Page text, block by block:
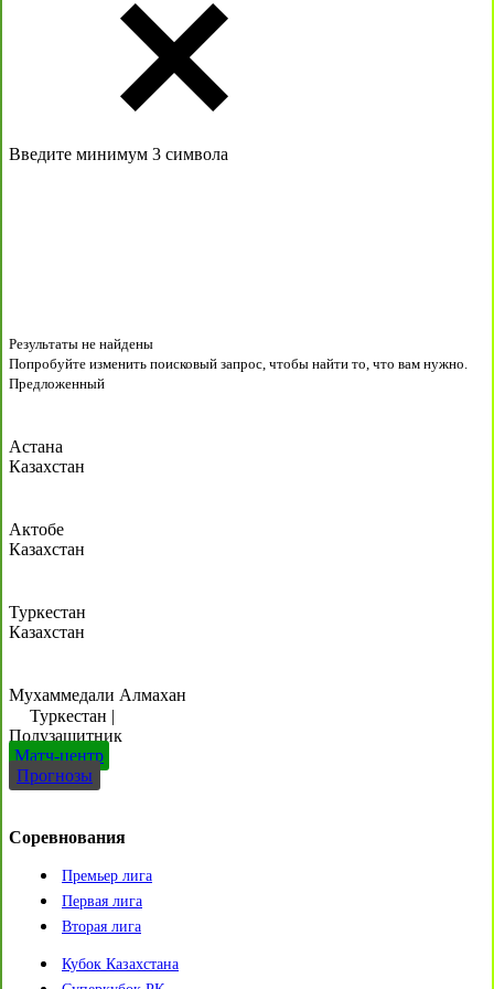
Введите минимум 3 символа
Результаты не найдены
Попробуйте изменить поисковый запрос, чтобы найти то, что вам нужно.
Предложенный
Астана
Казахстан
Актобе
Казахстан
Туркестан
Казахстан
Мухаммедали Алмахан
Туркестан |
Полузащитник
Матч-центр
Прогнозы
Соревнования
Премьер лига
Первая лига
Вторая лига
Кубок Казахстана